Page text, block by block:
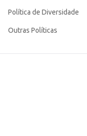
Política de Diversidade
Outras Políticas